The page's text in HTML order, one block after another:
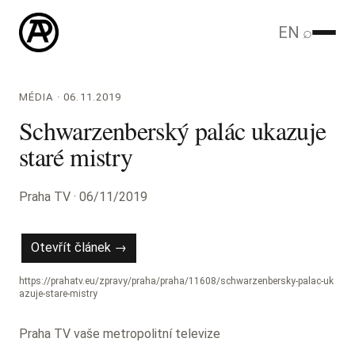
EN ⌕
MÉDIA · 06.11.2019
Schwarzenberský palác ukazuje
staré mistry
Praha TV · 06/11/2019
Otevřít článek →
https://prahatv.eu/zpravy/praha/praha/11608/schwarzenbersky-palac-uk
azuje-stare-mistry
Praha TV vaše metropolitní televize